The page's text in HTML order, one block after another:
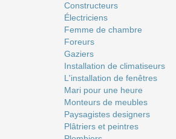
Constructeurs
Électriciens
Femme de chambre
Foreurs
Gaziers
Installation de climatiseurs
L'installation de fenêtres
Mari pour une heure
Monteurs de meubles
Paysagistes designers
Plâtriers et peintres